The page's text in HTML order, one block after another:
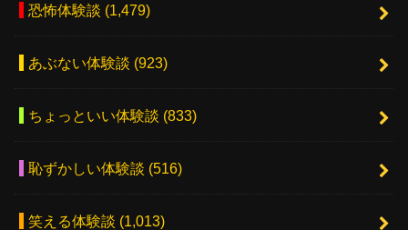
恐怖体験談 (1,479)
あぶない体験談 (923)
ちょっといい体験談 (833)
恥ずかしい体験談 (516)
笑える体験談 (1,013)